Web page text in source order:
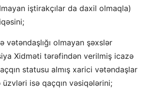
iştirakçılar da daxil olmaqla)
vətəndaşlığı olmayan şəxslər
Xidməti tərəfindən verilmiş icazə
statusu almış xarici vətəndaşlar
üzvləri isə qaçqın vəsiqələrini;